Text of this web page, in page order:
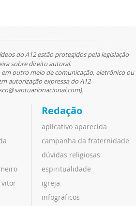
do A12 estão protegidos pela legislação
sobre direito autoral.
outro meio de comunicação, eletrônico ou
autorização expressa do A12
vitor
Redação
aplicativo aparecida
campanha da fraternidade
dúvidas religiosas
espiritualidade
igreja
infográficos